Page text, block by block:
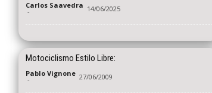
Carlos Saavedra
- 14/06/2025
Motociclismo Estilo Libre:
Pablo Vignone
- 27/06/2009